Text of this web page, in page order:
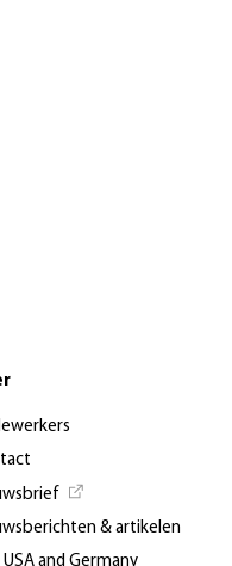
& artikelen
USA and Germany